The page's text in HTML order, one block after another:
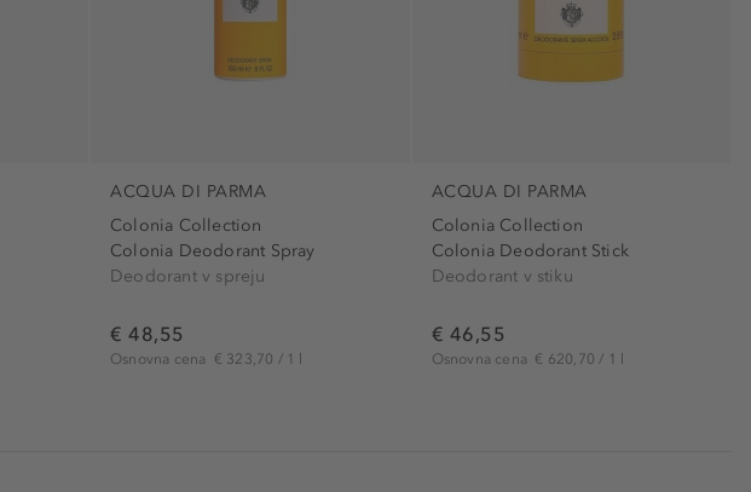
ACQUA DI PARMA
Colonia Collection
Colonia Deodorant Spray
Deodorant v spreju
€ 48,55
Osnovna cena € 323,70 / 1 l
ACQUA DI PARMA
Colonia Collection
Colonia Deodorant Stick
Deodorant v stiku
€ 46,55
Osnovna cena € 620,70 / 1 l